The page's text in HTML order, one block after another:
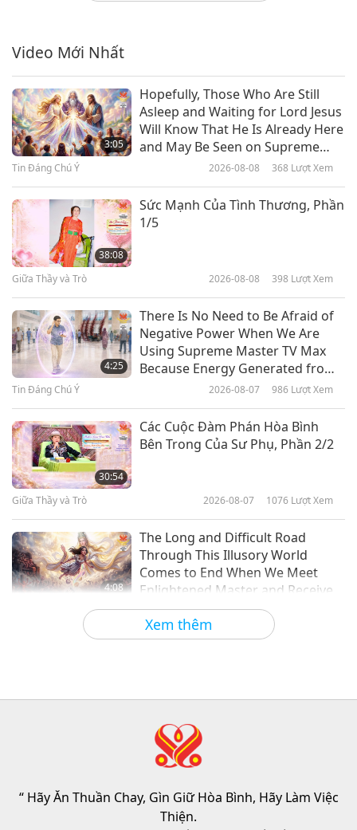
18:44
Chính Phủ Từ Ái, Công Dân Lương
Thiện: Argentina, Armenia và
Aruba
Chính Phủ Cao Thượng, Công
Chính Phủ Từ Ái, Công Dân Giàu
Tình Thương: Afghanistan,
Albania, Và Algeria
Xem thêm
Video Mới Nhất
3:05
Hopefully, Those Who Are Still
Asleep and Waiting for Lord Jesus
Will Know That He Is Already Here
and May Be Seen on Supreme
Master Television
Tin Đáng Chú Ý 2026-08-08 368 Lượt Xem
38:08
Sức Mạnh Của Tình Thương, Phần
1/5
Giữa Thầy và Trò 2026-08-08 398 Lượt Xem
4:25
There Is No Need to Be Afraid of
Negative Power When We Are
Using Supreme Master TV Max
Because Energy Generated from
It Is Far More Powerful than Any
Tin Đáng Chú Ý 2026-08-07 986 Lượt Xem
30:54
Các Cuộc Đàm Phán Hòa Bình
Bên Trong Của Sư Phụ, Phần 2/2
Giữa Thầy và Trò 2026-08-07 1076 Lượt Xem
4:08
The Long and Difficult Road
Through This Illusory World
Comes to End When We Meet
Enlightened Master and Receive
Initiation
2026-08-06 1070
35:06
Đạo Đức Hồi Giáo Về Nước: Trích
“ Hãy Ăn Thuần Chay, Gìn Giữ Hòa Bình, Hãy Làm Việc
Thiện.